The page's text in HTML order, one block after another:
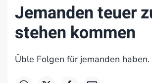
Jemanden teuer
stehen kommen
Üble Folgen für jemanden haben.